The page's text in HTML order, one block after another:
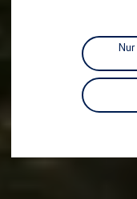
Digitale
Handy